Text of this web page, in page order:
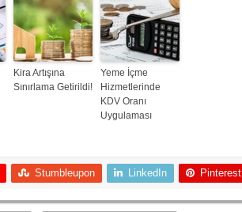
Kira Artışına
Sınırlama Getirildi!
Yeme İçme
Hizmetlerinde
KDV Oranı
Uygulaması
Stumbleupon LinkedIn Pinterest